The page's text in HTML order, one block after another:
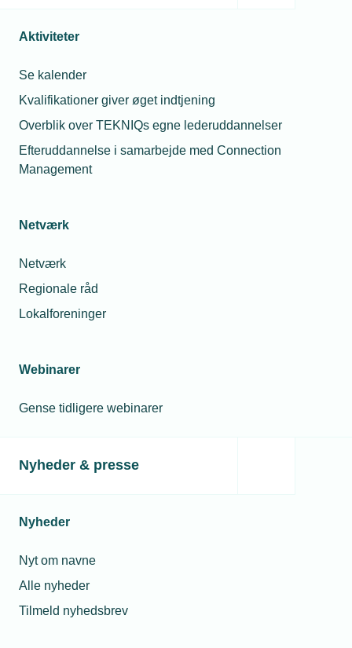
Aktiviteter
Se kalender
Kvalifikationer giver øget indtjening
Overblik over TEKNIQs egne lederuddannelser
Efteruddannelse i samarbejde med Connection
Management
Netværk
Netværk
Regionale råd
Lokalforeninger
Webinarer
Gense tidligere webinarer
Nyheder & presse
Nyheder
Nyt om navne
Alle nyheder
Tilmeld nyhedsbrev